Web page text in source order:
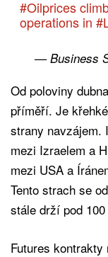
#Oilprices
operations in
— Business
Od poloviny
příměří. Je
strany navzájem.
mezi Izraelem a
mezi USA a
Tento strach se
stále drží pod
Futures